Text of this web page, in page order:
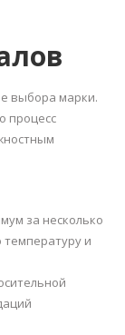
выбора марки.
процесс
за несколько
и